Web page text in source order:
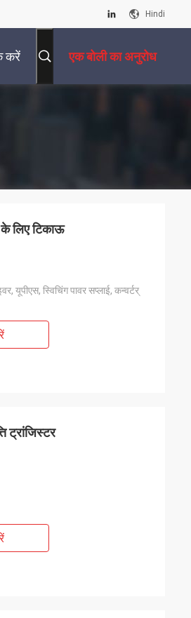
Hindi
करें एक बोली का अनुरोध
लिए टिकाऊ
यूपीएस, स्विचिंग पावर सप्लाई, कन्वर्टर्
ट्रांजिस्टर